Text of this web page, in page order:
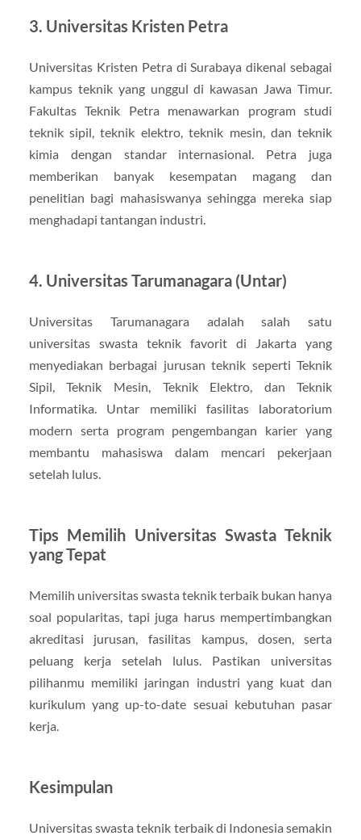
3. Universitas Kristen Petra
Universitas Kristen Petra di Surabaya dikenal sebagai
kampus teknik yang unggul di kawasan Jawa Timur.
Fakultas Teknik Petra menawarkan program studi
teknik sipil, teknik elektro, teknik mesin, dan teknik
kimia dengan standar internasional. Petra juga
memberikan banyak kesempatan magang dan
penelitian bagi mahasiswanya sehingga mereka siap
menghadapi tantangan industri.
4. Universitas Tarumanagara (Untar)
Universitas Tarumanagara adalah salah satu
universitas swasta teknik favorit di Jakarta yang
menyediakan berbagai jurusan teknik seperti Teknik
Sipil, Teknik Mesin, Teknik Elektro, dan Teknik
Informatika. Untar memiliki fasilitas laboratorium
modern serta program pengembangan karier yang
membantu mahasiswa dalam mencari pekerjaan
setelah lulus.
Tips Memilih Universitas Swasta Teknik
yang Tepat
Memilih universitas swasta teknik terbaik bukan hanya
soal popularitas, tapi juga harus mempertimbangkan
akreditasi jurusan, fasilitas kampus, dosen, serta
peluang kerja setelah lulus. Pastikan universitas
pilihanmu memiliki jaringan industri yang kuat dan
kurikulum yang up-to-date sesuai kebutuhan pasar
kerja.
Kesimpulan
Universitas swasta teknik terbaik di Indonesia semakin